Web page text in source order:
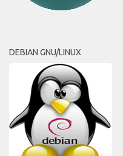
DEBIAN GNU/LINUX